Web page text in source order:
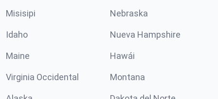
Misisipi Nebraska
Idaho Nueva Hampshire
Maine Hawái
Virginia Occidental Montana